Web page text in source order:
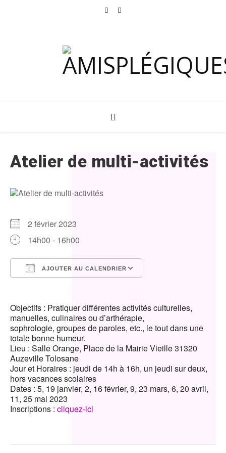
Atelier de multi-activités
2 février 2023
14h00 - 16h00
AJOUTER AU CALENDRIER
Objectifs : Pratiquer différentes activités culturelles,
manuelles, culinaires ou d’arthérapie,
sophrologie, groupes de paroles, etc., le tout dans une
totale bonne humeur.
Lieu : Salle Orange, Place de la Mairie Vieille 31320
Auzeville Tolosane
Jour et Horaires : jeudi de 14h à 16h, un jeudi sur deux,
hors vacances scolaires
Dates : 5, 19 janvier, 2, 16 février, 9, 23 mars, 6, 20 avril,
11, 25 mai 2023
Inscriptions : cliquez-ici